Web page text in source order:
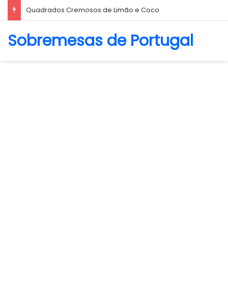
Quadrados Cremosos de Limão e Coco
Sobremesas de Portugal